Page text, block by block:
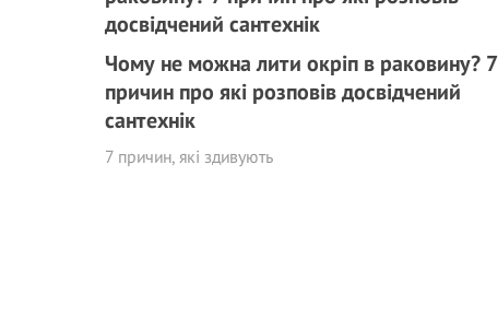
Чому не можна лити окріп в раковину? 7
причин про які розповів досвідчений
сантехнік
7 причин, які здивують